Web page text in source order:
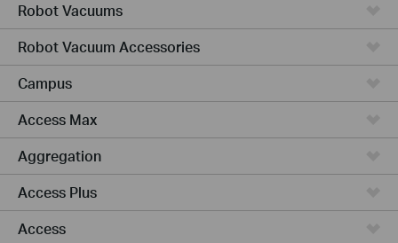
Robot Vacuums
Robot Vacuum Accessories
Campus
Access Max
Aggregation
Access Plus
Access